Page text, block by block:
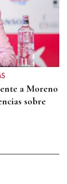
a Moreno
sobre